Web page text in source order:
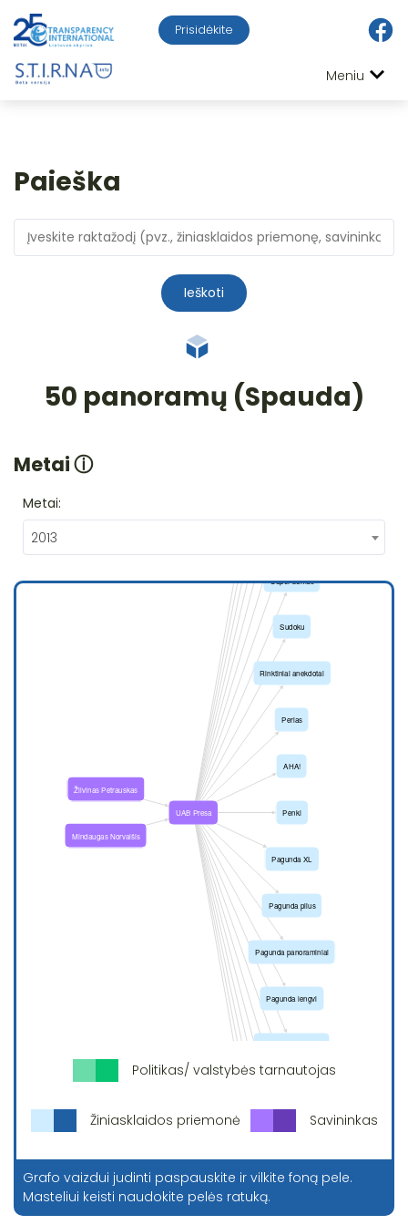
Prisidėkite
Meniu
Paieška
Ieškoti
50 panoramų (Spauda)
Metaiⓘ
Metai:
2013
Politikas/ valstybės tarnautojas
Žiniasklaidos priemonė Savininkas
Grafo vaizdui judinti paspauskite ir vilkite foną pele.
Masteliui keisti naudokite pelės ratuką.